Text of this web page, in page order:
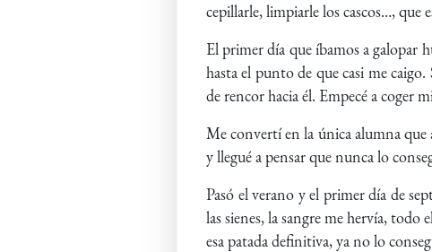
cepillarle, limpiarle los cascos…, que
El primer día que íbamos a galopar
hasta el punto de que casi me
de rencor hacia él. Empecé a coger
Me convertí en la única alumna que
y llegué a pensar que nunca lo
Pasó el verano y el primer día de
las sienes, la sangre me hervía,
esa patada definitiva, ya no lo